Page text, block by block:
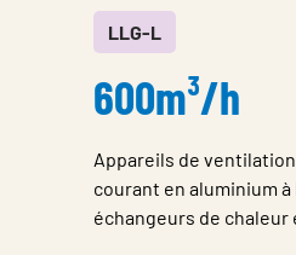
LLG-L
600m³/h
Appareils de
courant en aluminium
échangeurs de chaleur